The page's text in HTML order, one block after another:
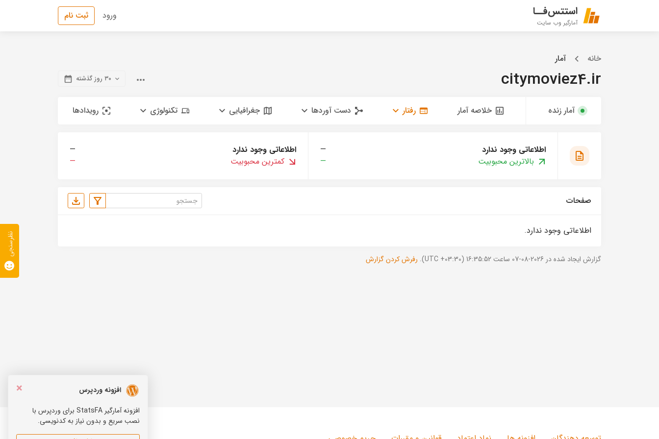
استتس‌فــا
آمارگیر وب سایت
ورود ثبت نام
خانه آمار
citymoviez4.ir ۳۰ روز گذشته
آمار زنده خلاصه آمار رفتار دست آوردها جغرافیایی تکنولوژی رویدادها
اطلاعاتی وجود ندارد
—
بالاترین محبوبیت
—
اطلاعاتی وجود ندارد
—
کمترین محبوبیت
—
صفحات
اطلاعاتی وجود ندارد.
گزارش ایجاد شده در 2026-08-07 ساعت 16:35:52 (UTC +03:30). رفرش کردن گزارش
×
افزونه وردپرس
افزونه آمارگیر StatsFA برای وردپرس با
نصب سریع و بدون نیاز به کدنویسی.
نظرسنجی